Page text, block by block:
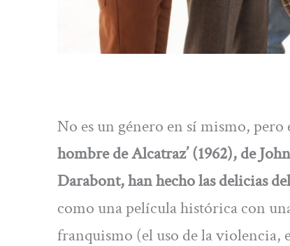
No es un género en sí mismo,
hombre de Alcatraz’ (1962), de
Darabont, han hecho las delicias
como una película histórica con
franquismo (el uso de la violencia,